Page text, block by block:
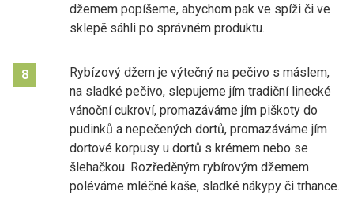
džemem popíšeme, abychom pak ve spíži či ve
sklepě sáhli po správném produktu.
8
Rybízový džem je výtečný na pečivo s máslem,
na sladké pečivo, slepujeme jím tradiční linecké
vánoční cukroví, promazáváme jím piškoty do
pudinků a nepečených dortů, promazáváme jím
dortové korpusy u dortů s krémem nebo se
šlehačkou. Rozředěným rybírovým džemem
poléváme mléčné kaše, sladké nákypy či trhance.